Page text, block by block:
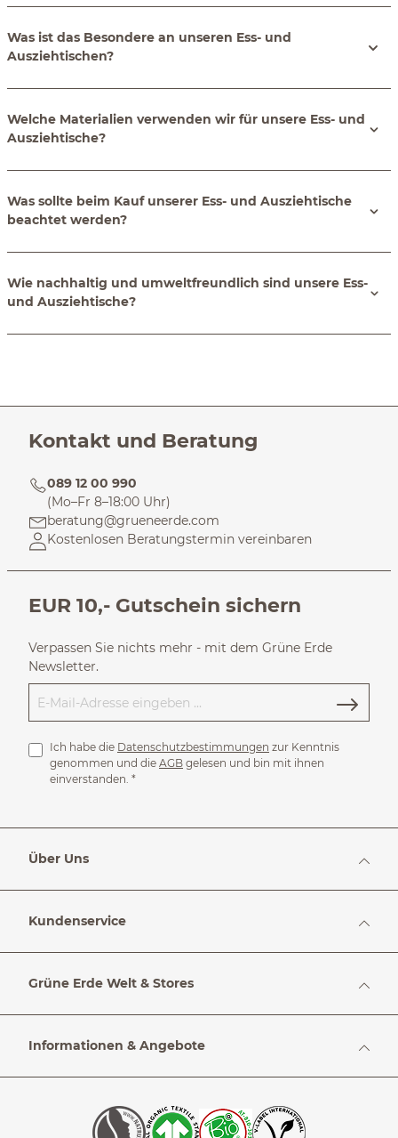
Was ist das Besondere an unseren Ess- und
Ausziehtischen?
Welche Materialien verwenden wir für unsere Ess- und
Ausziehtische?
Was sollte beim Kauf unserer Ess- und Ausziehtische
beachtet werden?
Wie nachhaltig und umweltfreundlich sind unsere Ess-
und Ausziehtische?
Kontakt und Beratung
089 12 00 990
(Mo–Fr 8–18:00 Uhr)
beratung@grueneerde.com
Kostenlosen Beratungstermin vereinbaren
EUR 10,- Gutschein sichern
Verpassen Sie nichts mehr - mit dem Grüne Erde
Newsletter.
Ich habe die Datenschutzbestimmungen zur Kenntnis
genommen und die AGB gelesen und bin mit ihnen
einverstanden. *
Über Uns
Kundenservice
Grüne Erde Welt & Stores
Informationen & Angebote